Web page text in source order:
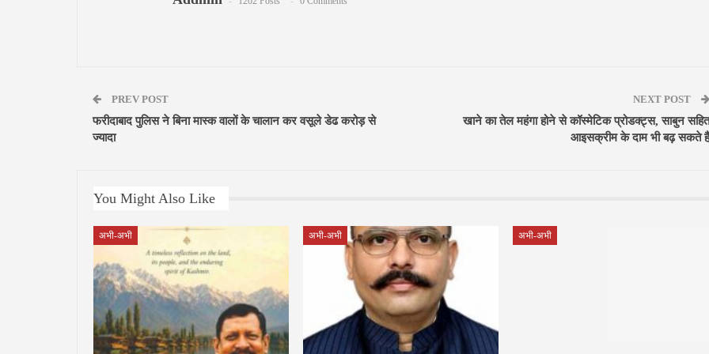
PREV POST
फरीदाबाद पुलिस ने बिना मास्क वालों के चालान कर वसूले डेढ करोड़ से
ज्यादा
NEXT POST
खाने का तेल महंगा होने से कॉस्मेटिक प्रोडक्ट्स, साबुन सहित
आइसक्रीम के दाम भी बढ़ सकते हैं
You Might Also Like
अभी-अभी अभी-अभी अभी-अभी